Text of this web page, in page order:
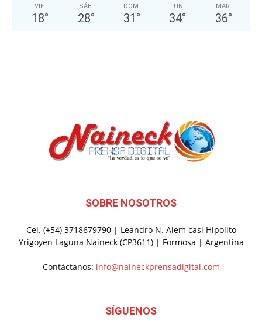
VIE
18°
SÁB
28°
DOM
31 °
LUN
34°
MAR
36°
SOBRE NOSOTROS
Cel. (+54) 3718679790 | Leandro N. Alem casi Hipolito
Yrigoyen Laguna Naineck (CP3611) | Formosa | Argentina
Contáctanos: info@naineckprensadigital.com
SÍGUENOS